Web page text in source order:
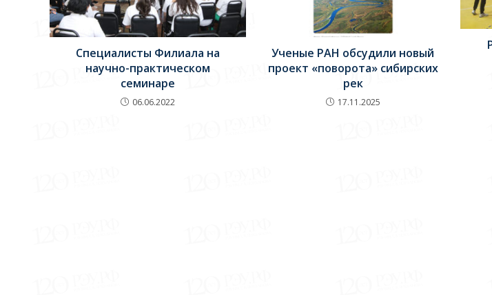
Специалисты Филиала на
научно-практическом
семинаре
06.06.2022
Ученые РАН обсудили новый
проект «поворота» сибирских
рек
17.11.2025